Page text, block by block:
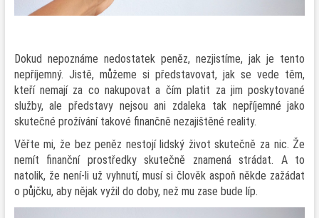
Dokud nepoznáme nedostatek peněz, nezjistíme, jak je tento
nepříjemný. Jistě, můžeme si představovat, jak se vede těm,
kteří nemají za co nakupovat a čím platit za jim poskytované
služby, ale představy nejsou ani zdaleka tak nepříjemné jako
skutečné prožívání takové finančně nezajištěné reality.
Věřte mi, že bez peněz nestojí lidský život skutečně za nic. Že
nemít finanční prostředky skutečně znamená strádat. A to
natolik, že není-li už vyhnutí, musí si člověk aspoň někde zažádat
o půjčku, aby nějak vyžil do doby, než mu zase bude líp.